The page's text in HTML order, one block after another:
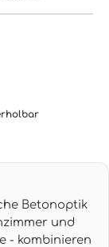
Betonoptik
und
- kombinieren